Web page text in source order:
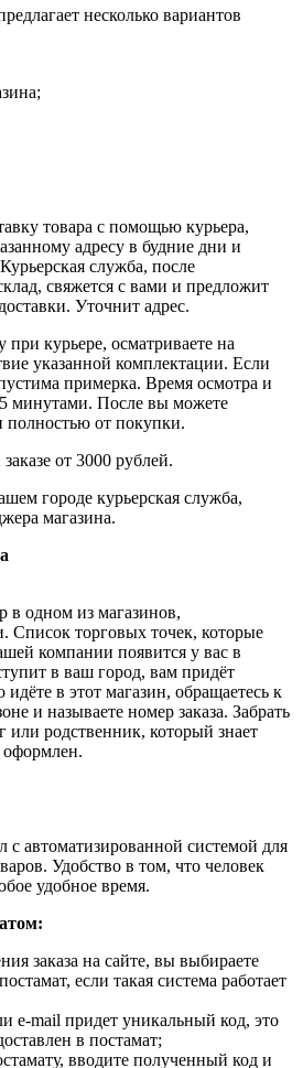
несколько вариантов
товара с помощью курьера,
адресу в будние дни и
служба, после
свяжется с вами и предложит
Уточнит адрес.
курьере, осматриваете на
указанной комплектации. Если
примерка. Время осмотра и
минутами. После вы можете
полностью от покупки.
от 3000 рублей.
городе курьерская служба,
магазина.
в одном из магазинов,
Список торговых точек, которые
компании появится у вас в
в ваш город, вам придёт
в этот магазин, обращаетесь к
и называете номер заказа. Забрать
родственник, который знает
с автоматизированной системой для
Удобство в том, что человек
удобное время.
заказа на сайте, вы выбираете
если такая система работает
e-mail придет уникальный код, это
в постамат;
вводите полученный код и